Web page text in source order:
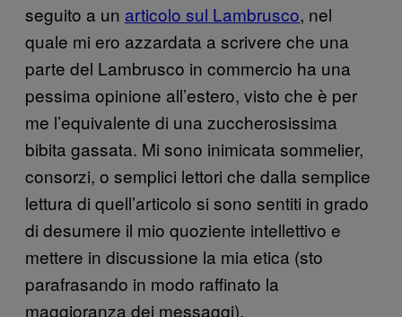
seguito a un articolo sul Lambrusco, nel
quale mi ero azzardata a scrivere che una
parte del Lambrusco in commercio ha una
pessima opinione all’estero, visto che è per
me l’equivalente di una zuccherosissima
bibita gassata. Mi sono inimicata sommelier,
consorzi, o semplici lettori che dalla semplice
lettura di quell’articolo si sono sentiti in grado
di desumere il mio quoziente intellettivo e
mettere in discussione la mia etica (sto
parafrasando in modo raffinato la
maggioranza dei messaggi).